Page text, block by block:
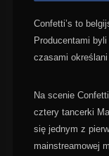
Confetti’s to
Producentami
czasami
Na scenie
cztery tancerki
się jednym z
mainstreamowej